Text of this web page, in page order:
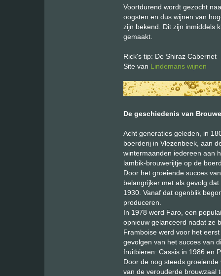
Voortdurend wordt gezocht
oogsten en dus wijnen van
zijn bekend. Dit zijn inmiddels
gemaakt.
Rick's tip: De Shiraz Cabernet
Site van Lindemans wijnen
De geschiedenis van
Acht generaties geleden, in
boerderij in Vlezenbeek, aan
wintermaanden iedereen aan
lambik-brouwerijtje op de
Door het groeiende succes
belangrijker met als gevolg
1930. Vanaf dat ogenblik
produceren.
In 1978 werd Faro, een
opnieuw gelanceerd nadat ze
Framboise werd voor het
gevolgen van het succes van
fruitbieren: Cassis in 1986 en
Door de nog steeds
van de verouderde brouwzaal